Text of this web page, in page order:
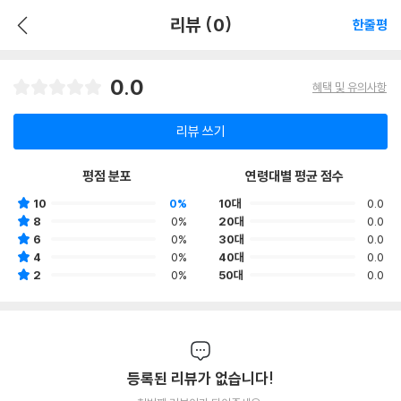
리뷰 (0) 한줄평
0.0 혜택 및 유의사항
리뷰 쓰기
평점 분포
10
0%
8
0%
6
0%
4
0%
2
0%
연령대별 평균 점수
10대
0.0
20대
0.0
30대
0.0
40대
0.0
50대
0.0
등록된 리뷰가 없습니다!